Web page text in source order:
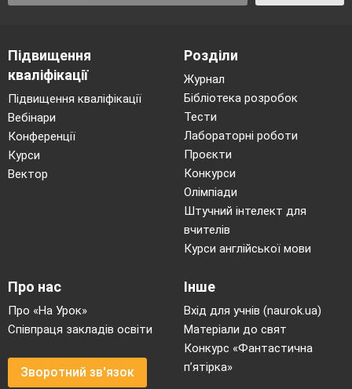
Підвищення
кваліфікації
Підвищення кваліфікації
Вебінари
Конференції
Курси
Вектор
Розділи
Журнал
Бібліотека розробок
Тести
Лабораторні роботи
Проєкти
Конкурси
Олімпіади
Штучний інтелект для
вчителів
Курси англійської мови
Про нас
Про «На Урок»
Співпраця закладів освіти
Зворотний зв'язок
Інше
Вхід для учнів (naurok.ua)
Матеріали до свят
Конкурс «Фантастична
п’ятірка»